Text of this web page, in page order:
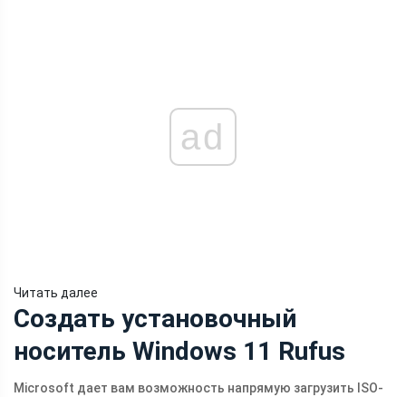
ad
Читать далее
Создать установочный
носитель Windows 11 Rufus
Microsoft дает вам возможность напрямую загрузить ISO-